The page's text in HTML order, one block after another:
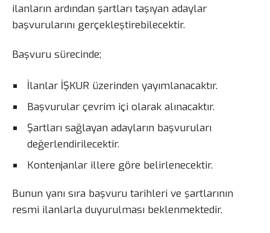
ilanların ardından şartları taşıyan adaylar
başvurularını gerçekleştirebilecektir.
Başvuru sürecinde;
İlanlar İŞKUR üzerinden yayımlanacaktır.
Başvurular çevrim içi olarak alınacaktır.
Şartları sağlayan adayların başvuruları
değerlendirilecektir.
Kontenjanlar illere göre belirlenecektir.
Bunun yanı sıra başvuru tarihleri ve şartlarının
resmi ilanlarla duyurulması beklenmektedir.